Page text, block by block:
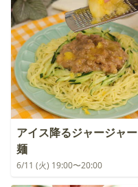
アイス降るジャージャー
麺
6/11 (火) 19:00〜20:00